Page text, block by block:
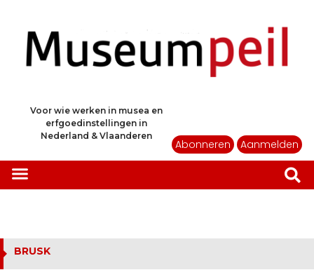
Voor wie werken in musea en
erfgoedinstellingen in
Nederland & Vlaanderen
Abonneren Aanmelden
BRUSK